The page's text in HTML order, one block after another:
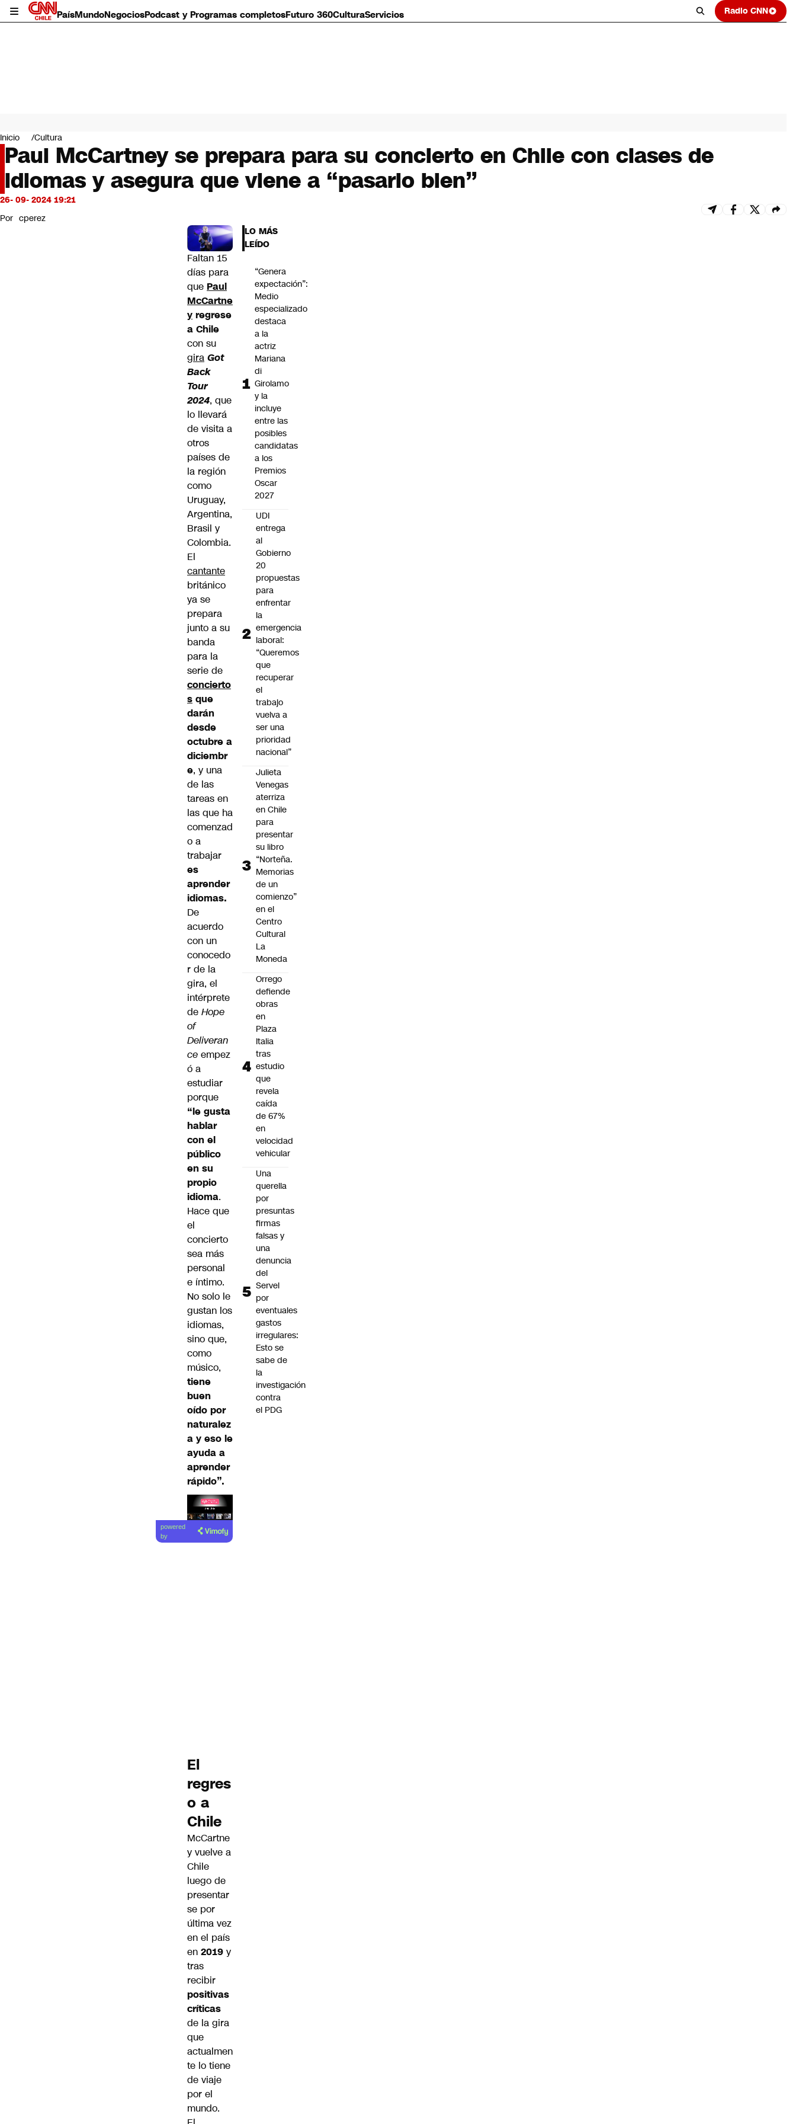
PaísMundoNegociosPodcast y Programas completosFuturo 360CulturaServicios Radio CNN
Mundo
Negocios
Deportes
Programas completos
Cultura
Servicios
CNN Data
Inicio Cultura
Paul McCartney se prepara para su concierto en Chile con clases de
idiomas y asegura que viene a “pasarlo bien”
26- 09- 2024 19:21
Por cperez
Faltan 15
días para
que Paul
McCartne
y regrese
a Chile
con su
gira Got
Back
Tour
2024, que
lo llevará
de visita a
otros
países de
la región
como
Uruguay,
Argentina,
Brasil y
Colombia.
El
cantante
británico
ya se
prepara
junto a su
banda
para la
serie de
concierto
s que
darán
desde
octubre a
diciembr
e, y una
de las
tareas en
las que ha
comenzad
o a
trabajar
es
aprender
idiomas.
De
acuerdo
con un
conocedo
r de la
gira, el
intérprete
de Hope
of
Deliveran
ce empez
ó a
estudiar
porque
“le gusta
hablar
con el
público
en su
propio
idioma.
Hace que
el
concierto
sea más
personal
e íntimo.
No solo le
gustan los
idiomas,
sino que,
como
músico,
tiene
buen
oído por
naturalez
a y eso le
ayuda a
aprender
rápido”.
Lea el
artículo
powered
by
El
regres
o a
Chile
McCartne
y vuelve a
Chile
luego de
presentar
se por
última vez
en el país
en 2019 y
tras
recibir
positivas
críticas
de la gira
que
actualmen
te lo tiene
de viaje
por el
mundo.
LO MÁS
LEÍDO
“Genera
expectación”:
Medio
especializado
destaca
a la
actriz
Mariana
di
Girolamo
y la
incluye
entre las
posibles
candidatas
a los
Premios
Oscar
2027
UDI
entrega
al
Gobierno
20
propuestas
para
enfrentar
la
emergencia
laboral:
“Queremos
que
recuperar
el
trabajo
vuelva a
ser una
prioridad
nacional”
Julieta
Venegas
aterriza
en Chile
para
presentar
su libro
“Norteña.
Memorias
de un
comienzo”
en el
Centro
Cultural
La
Moneda
Orrego
defiende
obras
en
Plaza
Italia
tras
estudio
que
revela
caída
de 67%
en
velocidad
vehicular
Una
querella
por
presuntas
firmas
falsas y
una
denuncia
del
Servel
por
eventuales
gastos
irregulares:
Esto se
sabe de
la
investigación
contra
el PDG